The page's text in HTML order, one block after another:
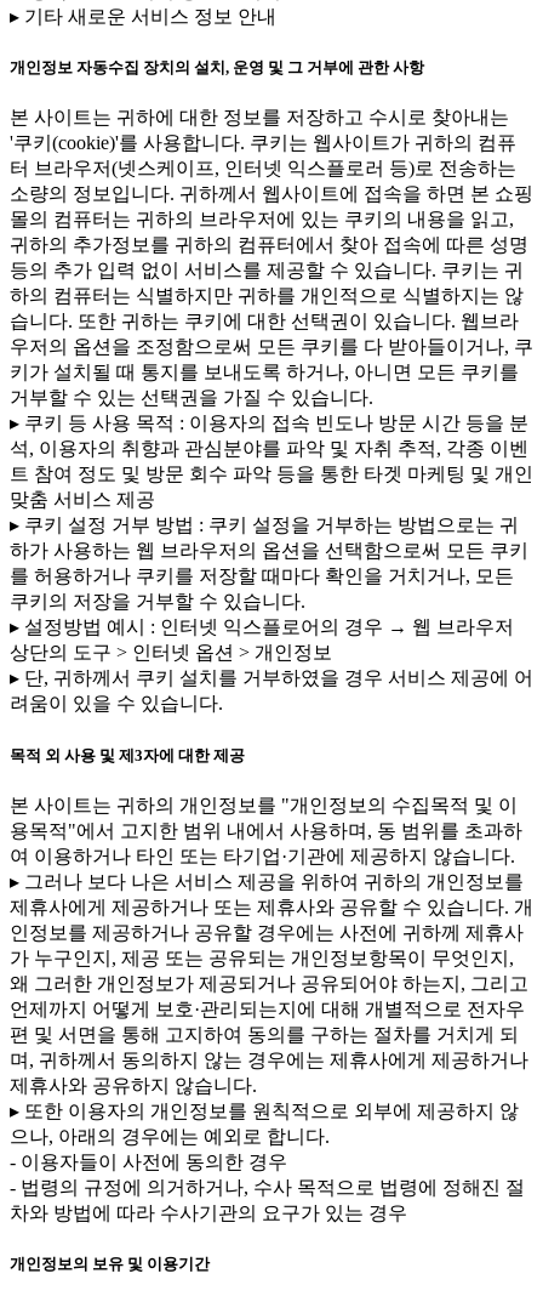
▸ 기타 새로운 서비스 정보 안내
개인정보 자동수집 장치의 설치, 운영 및 그 거부에 관한 사항
본 사이트는 귀하에 대한 정보를 저장하고 수시로 찾아내는
'쿠키(cookie)'를 사용합니다. 쿠키는 웹사이트가 귀하의 컴퓨
터 브라우저(넷스케이프, 인터넷 익스플로러 등)로 전송하는
소량의 정보입니다. 귀하께서 웹사이트에 접속을 하면 본 쇼핑
몰의 컴퓨터는 귀하의 브라우저에 있는 쿠키의 내용을 읽고,
귀하의 추가정보를 귀하의 컴퓨터에서 찾아 접속에 따른 성명
등의 추가 입력 없이 서비스를 제공할 수 있습니다. 쿠키는 귀
하의 컴퓨터는 식별하지만 귀하를 개인적으로 식별하지는 않
습니다. 또한 귀하는 쿠키에 대한 선택권이 있습니다. 웹브라
우저의 옵션을 조정함으로써 모든 쿠키를 다 받아들이거나, 쿠
키가 설치될 때 통지를 보내도록 하거나, 아니면 모든 쿠키를
거부할 수 있는 선택권을 가질 수 있습니다.
▸ 쿠키 등 사용 목적 : 이용자의 접속 빈도나 방문 시간 등을 분
석, 이용자의 취향과 관심분야를 파악 및 자취 추적, 각종 이벤
트 참여 정도 및 방문 회수 파악 등을 통한 타겟 마케팅 및 개인
맞춤 서비스 제공
▸ 쿠키 설정 거부 방법 : 쿠키 설정을 거부하는 방법으로는 귀
하가 사용하는 웹 브라우저의 옵션을 선택함으로써 모든 쿠키
를 허용하거나 쿠키를 저장할 때마다 확인을 거치거나, 모든
쿠키의 저장을 거부할 수 있습니다.
▸ 설정방법 예시 : 인터넷 익스플로어의 경우 → 웹 브라우저
상단의 도구 > 인터넷 옵션 > 개인정보
▸ 단, 귀하께서 쿠키 설치를 거부하였을 경우 서비스 제공에 어
려움이 있을 수 있습니다.
목적 외 사용 및 제3자에 대한 제공
본 사이트는 귀하의 개인정보를 "개인정보의 수집목적 및 이
용목적"에서 고지한 범위 내에서 사용하며, 동 범위를 초과하
여 이용하거나 타인 또는 타기업·기관에 제공하지 않습니다.
▸ 그러나 보다 나은 서비스 제공을 위하여 귀하의 개인정보를
제휴사에게 제공하거나 또는 제휴사와 공유할 수 있습니다. 개
인정보를 제공하거나 공유할 경우에는 사전에 귀하께 제휴사
가 누구인지, 제공 또는 공유되는 개인정보항목이 무엇인지,
왜 그러한 개인정보가 제공되거나 공유되어야 하는지, 그리고
언제까지 어떻게 보호·관리되는지에 대해 개별적으로 전자우
편 및 서면을 통해 고지하여 동의를 구하는 절차를 거치게 되
며, 귀하께서 동의하지 않는 경우에는 제휴사에게 제공하거나
제휴사와 공유하지 않습니다.
▸ 또한 이용자의 개인정보를 원칙적으로 외부에 제공하지 않
으나, 아래의 경우에는 예외로 합니다.
- 이용자들이 사전에 동의한 경우
- 법령의 규정에 의거하거나, 수사 목적으로 법령에 정해진 절
차와 방법에 따라 수사기관의 요구가 있는 경우
개인정보의 보유 및 이용기간